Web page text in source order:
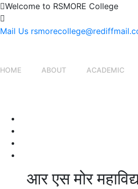
Welcome to RSMORE College
Mail Us
HOME ABOUT ACADEMIC
आर एस मोर